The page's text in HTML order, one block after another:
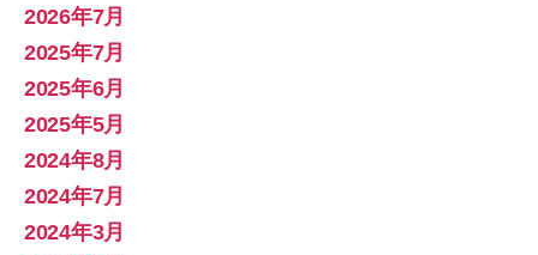
2026年7月
2025年7月
2025年6月
2025年5月
2024年8月
2024年7月
2024年3月